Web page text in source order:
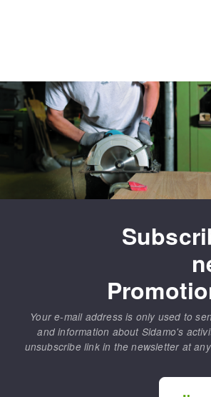
Bench grinders
Sanders
engine lathes
Tables
Circular Saw blades
Band saw blades
Annular cutter
Forets métaux
Your e-mail address is only used to
and information about Sidamo's
unsubscribe link in the newsletter at